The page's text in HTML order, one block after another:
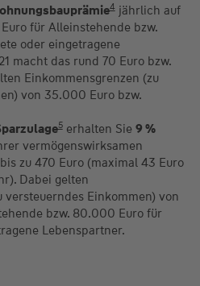
4jährlich auf
für Alleinstehende bzw.
oder eingetragene
macht das rund 70 Euro bzw.
Einkommensgrenzen (zu
von 35.000 Euro bzw.
5erhalten Sie 9 %
vermögenswirksamen
zu 470 Euro (maximal 43 Euro
Dabei gelten
versteuerndes Einkommen) von
bzw. 80.000 Euro für
Lebenspartner.